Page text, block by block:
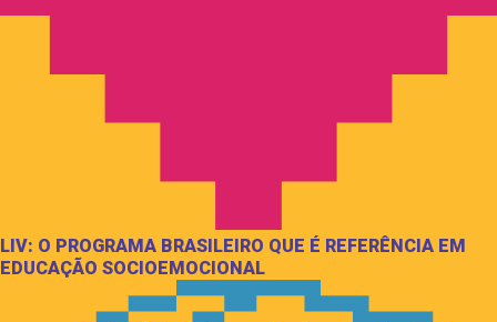
LIV: O PROGRAMA BRASILEIRO QUE É REFERÊNCIA EM
EDUCAÇÃO SOCIOEMOCIONAL